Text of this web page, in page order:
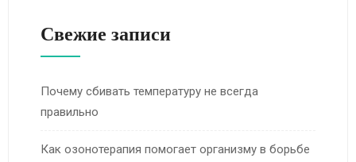
Свежие записи
Почему сбивать температуру не всегда
правильно
Как озонотерапия помогает организму в борьбе